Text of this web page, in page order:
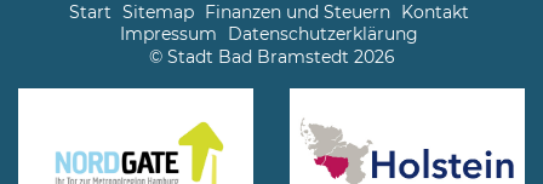
Start Sitemap Finanzen und Steuern Kontakt
Impressum
Datenschutzerklärung
© Stadt Bad Bramstedt 2026